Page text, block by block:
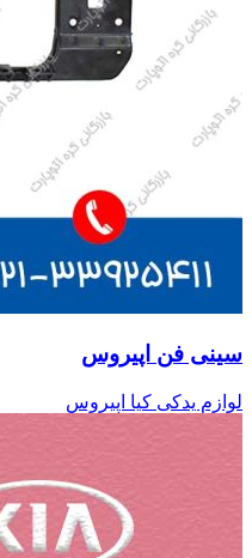
سینی فن اپیروس
لوازم یدکی کیا اپیروس